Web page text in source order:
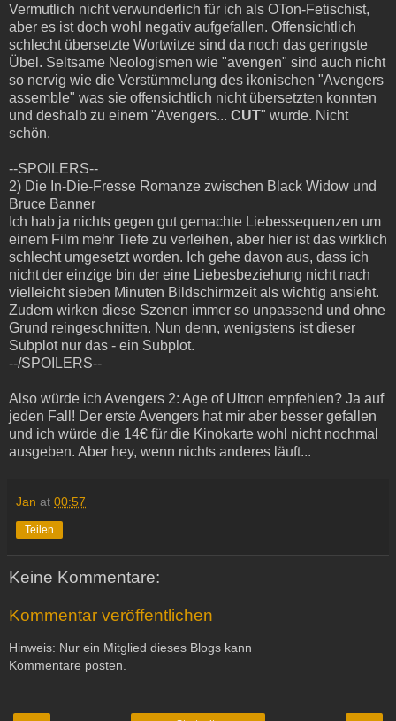
Vermutlich nicht verwunderlich für ich als OTon-Fetischist,
aber es ist doch wohl negativ aufgefallen. Offensichtlich
schlecht übersetzte Wortwitze sind da noch das geringste
Übel. Seltsame Neologismen wie "avengen" sind auch nicht
so nervig wie die Verstümmelung des ikonischen "Avengers
assemble" was sie offensichtlich nicht übersetzten konnten
und deshalb zu einem "Avengers... CUT" wurde. Nicht
schön.
--SPOILERS--
2) Die In-Die-Fresse Romanze zwischen Black Widow und
Bruce Banner
Ich hab ja nichts gegen gut gemachte Liebessequenzen um
einem Film mehr Tiefe zu verleihen, aber hier ist das wirklich
schlecht umgesetzt worden. Ich gehe davon aus, dass ich
nicht der einzige bin der eine Liebesbeziehung nicht nach
vielleicht sieben Minuten Bildschirmzeit als wichtig ansieht.
Zudem wirken diese Szenen immer so unpassend und ohne
Grund reingeschnitten. Nun denn, wenigstens ist dieser
Subplot nur das - ein Subplot.
--/SPOILERS--
Also würde ich Avengers 2: Age of Ultron empfehlen? Ja auf
jeden Fall! Der erste Avengers hat mir aber besser gefallen
und ich würde die 14€ für die Kinokarte wohl nicht nochmal
ausgeben. Aber hey, wenn nichts anderes läuft...
Jan at 00:57
Teilen
Keine Kommentare:
Kommentar veröffentlichen
Hinweis: Nur ein Mitglied dieses Blogs kann
Kommentare posten.